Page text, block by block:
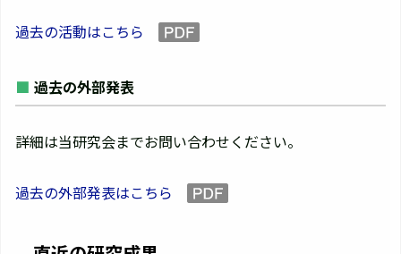
過去の活動はこちら
過去の外部発表
詳細は当研究会までお問い合わせください。
過去の外部発表はこちら